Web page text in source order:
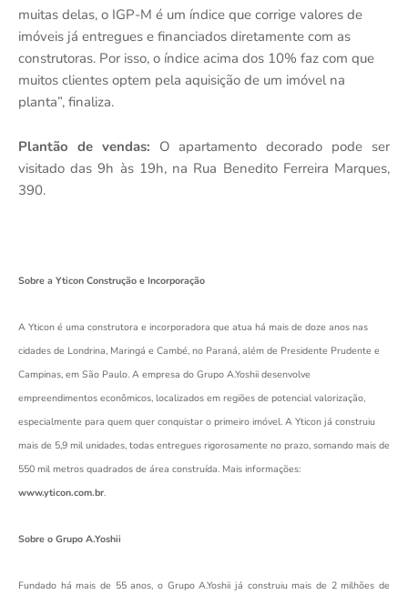
muitas delas, o IGP-M é um índice que corrige valores de
imóveis já entregues e financiados diretamente com as
construtoras. Por isso, o índice acima dos 10% faz com que
muitos clientes optem pela aquisição de um imóvel na
planta”, finaliza.
Plantão de vendas: O apartamento decorado pode ser
visitado das 9h às 19h, na Rua Benedito Ferreira Marques,
390.
Sobre a Yticon Construção e Incorporação
A Yticon é uma construtora e incorporadora que atua há mais de doze anos nas
cidades de Londrina, Maringá e Cambé, no Paraná, além de Presidente Prudente e
Campinas, em São Paulo. A empresa do Grupo A.Yoshii desenvolve
empreendimentos econômicos, localizados em regiões de potencial valorização,
especialmente para quem quer conquistar o primeiro imóvel. A Yticon já construiu
mais de 5,9 mil unidades, todas entregues rigorosamente no prazo, somando mais de
550 mil metros quadrados de área construída. Mais informações:
www.yticon.com.br.
Sobre o Grupo A.Yoshii
Fundado há mais de 55 anos, o Grupo A.Yoshii já construiu mais de 2 milhões de